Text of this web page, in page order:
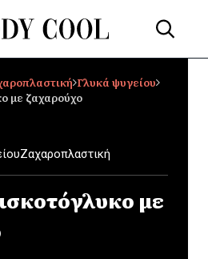
Γλυκά ψυγείου
με ζαχαρούχο
Ζαχαροπλαστική
με